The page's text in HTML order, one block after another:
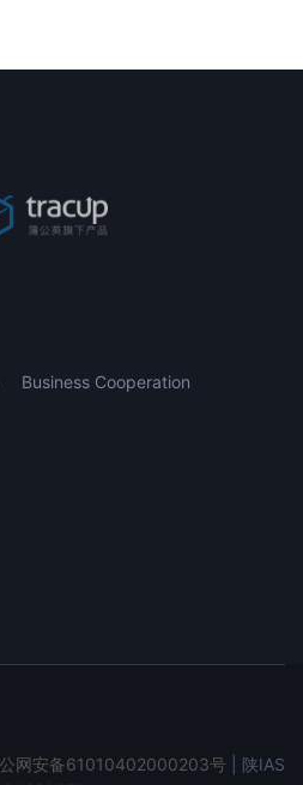
Business Cooperation
网安备61010402000203号 | 陕IAS